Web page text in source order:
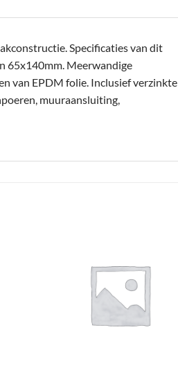
Specificaties van dit
65x140mm. Meerwandige
van EPDM folie. Inclusief verzinkte
muuraansluiting,